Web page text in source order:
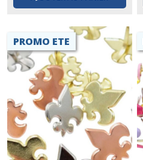
PROMO ETE